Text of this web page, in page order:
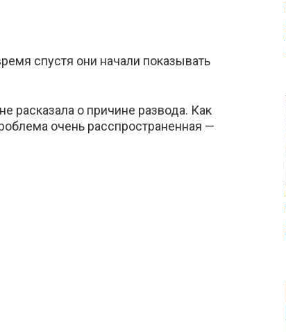
спустя они начали показывать
расказала о причине развода. Как
очень расспространенная —